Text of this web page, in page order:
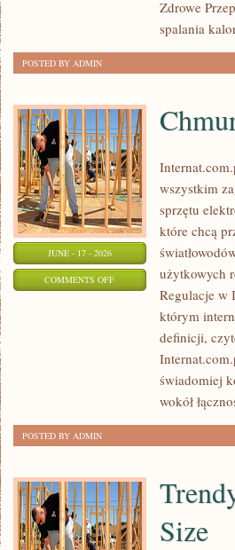
Zdrowe
spalania
POSTED BY ADMIN
JUNE - 17 - 2026
COMMENTS OFFON
PRZECHOWYWANIE
wszystkim
sprzętu
które chcą
użytkowych
Regulacje w
którym
definicji,
świadomiej
wokół
POSTED BY ADMIN
Size